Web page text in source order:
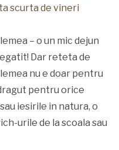
scurta de vineri
– o un mic dejun
Dar reteta de
nu e doar pentru
pentru orice
iesirile in natura, o
urile de la scoala sau